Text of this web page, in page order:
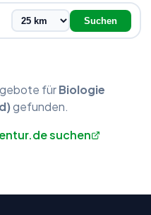
Suchen
fürBiologie
gefunden.
suchen